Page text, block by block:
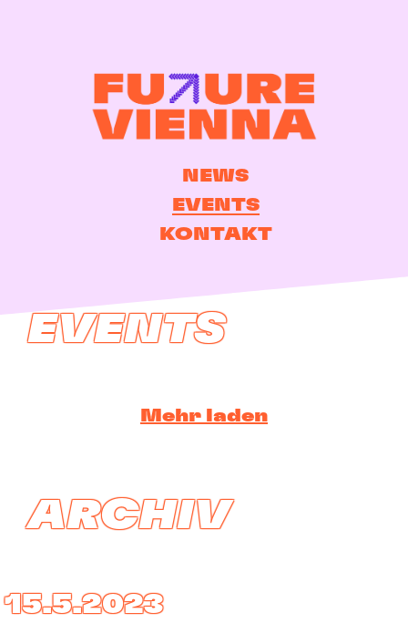
NEWS
EVENTS
KONTAKT
EVENTS
Mehr laden
ARCHIV
15.5.2023